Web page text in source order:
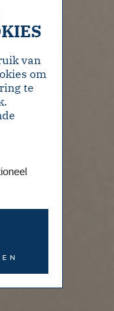
van
om
te